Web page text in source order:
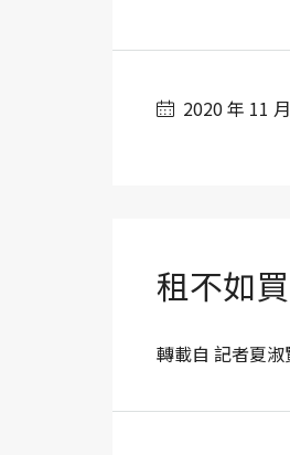
2020 年 11
租不如
轉載自 記者夏